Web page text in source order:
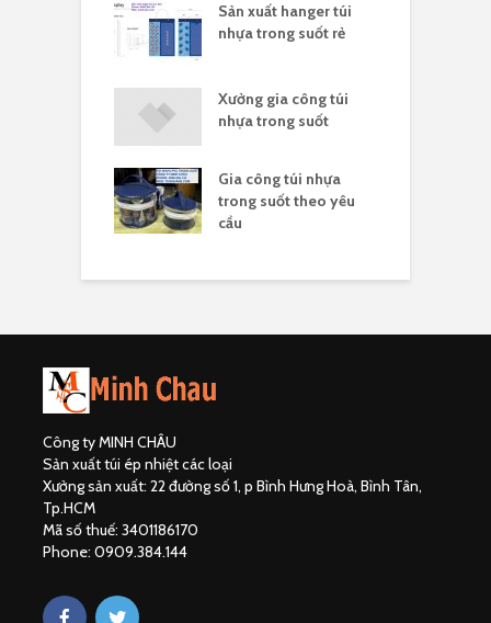
Sản xuất hanger túi
nhựa trong suốt rẻ
Xưởng gia công túi
nhựa trong suốt
Gia công túi nhựa
trong suốt theo yêu
cầu
Công ty MINH CHÂU
Sản xuất túi ép nhiệt các loại
Xưởng sản xuất: 22 đường số 1, p Bình Hưng Hoà, Bình Tân,
Tp.HCM
Mã số thuế: 3401186170
Phone: 0909.384.144